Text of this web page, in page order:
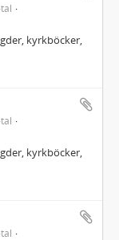
kyrkböcker,
kyrkböcker,